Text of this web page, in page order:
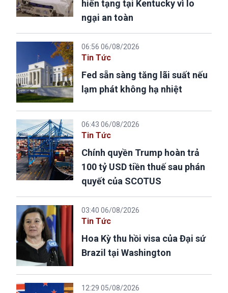
hiến tạng tại Kentucky vì lo
ngại an toàn
06:56 06/08/2026
Tin Tức
Fed sẵn sàng tăng lãi suất nếu
lạm phát không hạ nhiệt
06:43 06/08/2026
Tin Tức
Chính quyền Trump hoàn trả
100 tỷ USD tiền thuế sau phán
quyết của SCOTUS
03:40 06/08/2026
Tin Tức
Hoa Kỳ thu hồi visa của Đại sứ
Brazil tại Washington
12:29 05/08/2026